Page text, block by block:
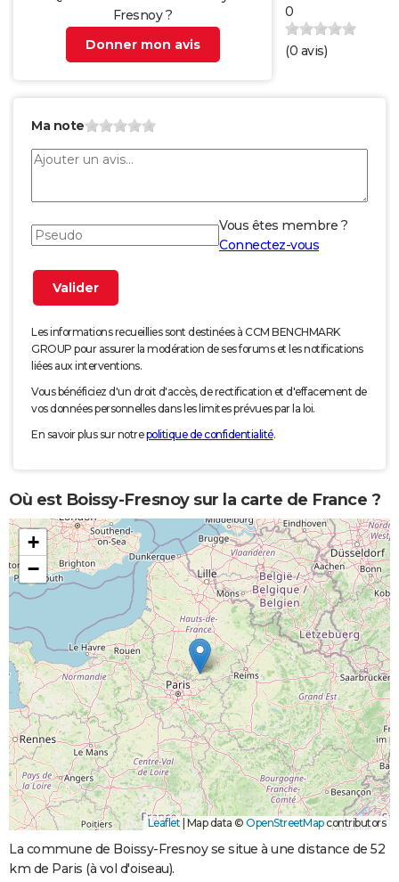
Fresnoy ?
Donner mon avis
0
(0 avis)
Ma note
Vous êtes membre ?
Connectez-vous
Les informations recueillies sont destinées à CCM BENCHMARK
GROUP pour assurer la modération de ses forums et les notifications
liées aux interventions.
Vous bénéficiez d'un droit d'accès, de rectification et d'effacement de
vos données personnelles dans les limites prévues par la loi.
En savoir plus sur notrepolitique de confidentialité.
Où est Boissy-Fresnoy sur la carte de France ?
+
−
Leaflet Map data © OpenStreetMapcontributors
La commune de Boissy-Fresnoy se situe à une distance de 52
km de Paris (à vol d'oiseau).